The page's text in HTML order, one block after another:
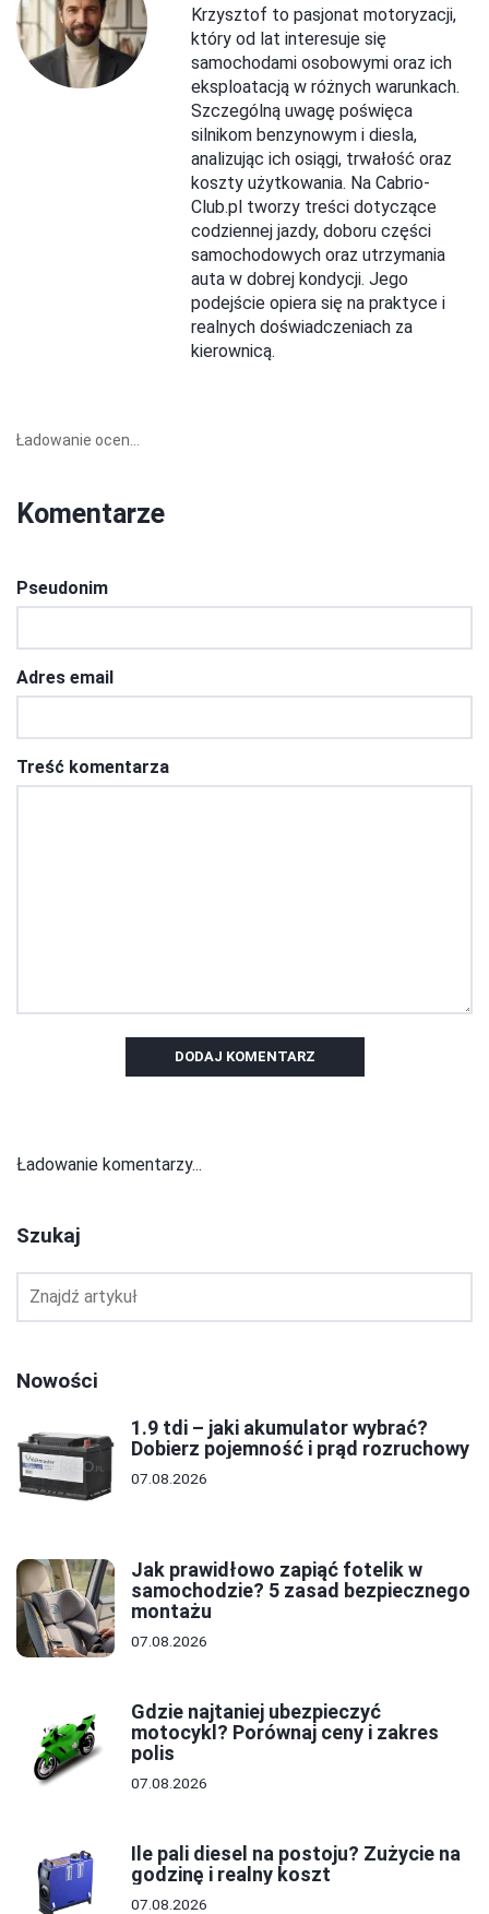
Krzysztof to pasjonat motoryzacji,
który od lat interesuje się
samochodami osobowymi oraz ich
eksploatacją w różnych warunkach.
Szczególną uwagę poświęca
silnikom benzynowym i diesla,
analizując ich osiągi, trwałość oraz
koszty użytkowania. Na Cabrio-
Club.pl tworzy treści dotyczące
codziennej jazdy, doboru części
samochodowych oraz utrzymania
auta w dobrej kondycji. Jego
podejście opiera się na praktyce i
realnych doświadczeniach za
kierownicą.
Ładowanie ocen...
Komentarze
Pseudonim
Adres email
Treść komentarza
DODAJ KOMENTARZ
Ładowanie komentarzy...
Szukaj
Nowości
1.9 tdi – jaki akumulator wybrać?
Dobierz pojemność i prąd rozruchowy
07.08.2026
Jak prawidłowo zapiąć fotelik w
samochodzie? 5 zasad bezpiecznego
montażu
07.08.2026
Gdzie najtaniej ubezpieczyć
motocykl? Porównaj ceny i zakres
polis
07.08.2026
Ile pali diesel na postoju? Zużycie na
godzinę i realny koszt
07.08.2026